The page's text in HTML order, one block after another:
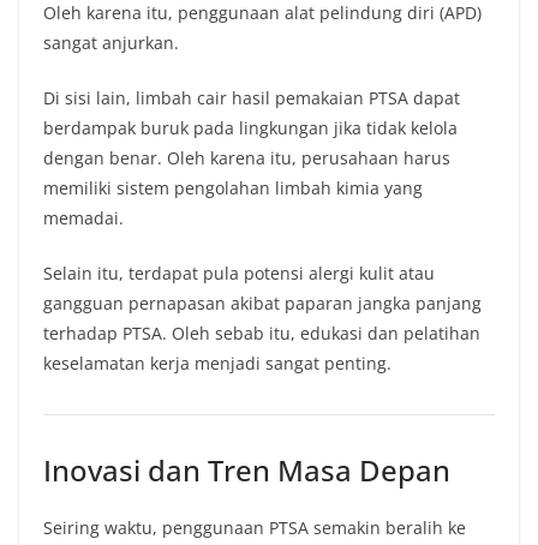
Oleh karena itu, penggunaan alat pelindung diri (APD)
sangat anjurkan.
Di sisi lain, limbah cair hasil pemakaian PTSA dapat
berdampak buruk pada lingkungan jika tidak kelola
dengan benar. Oleh karena itu, perusahaan harus
memiliki sistem pengolahan limbah kimia yang
memadai.
Selain itu, terdapat pula potensi alergi kulit atau
gangguan pernapasan akibat paparan jangka panjang
terhadap PTSA. Oleh sebab itu, edukasi dan pelatihan
keselamatan kerja menjadi sangat penting.
Inovasi dan Tren Masa Depan
Seiring waktu, penggunaan PTSA semakin beralih ke